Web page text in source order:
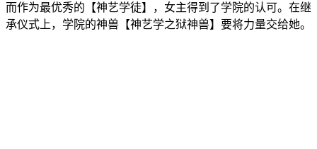
而作为最优秀的【神艺学徒】，女主得到了学院的认可。在继
承仪式上，学院的神兽【神艺学之狱神兽】要将力量交给她。